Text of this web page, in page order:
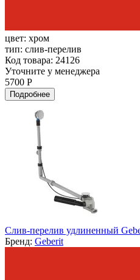
цвет: хром
тип: слив-перелив
Код товара: 24126
Уточните у менеджера
5700 Р
Подробнее
Слив-перелив удлиненный
Бренд: Geberit